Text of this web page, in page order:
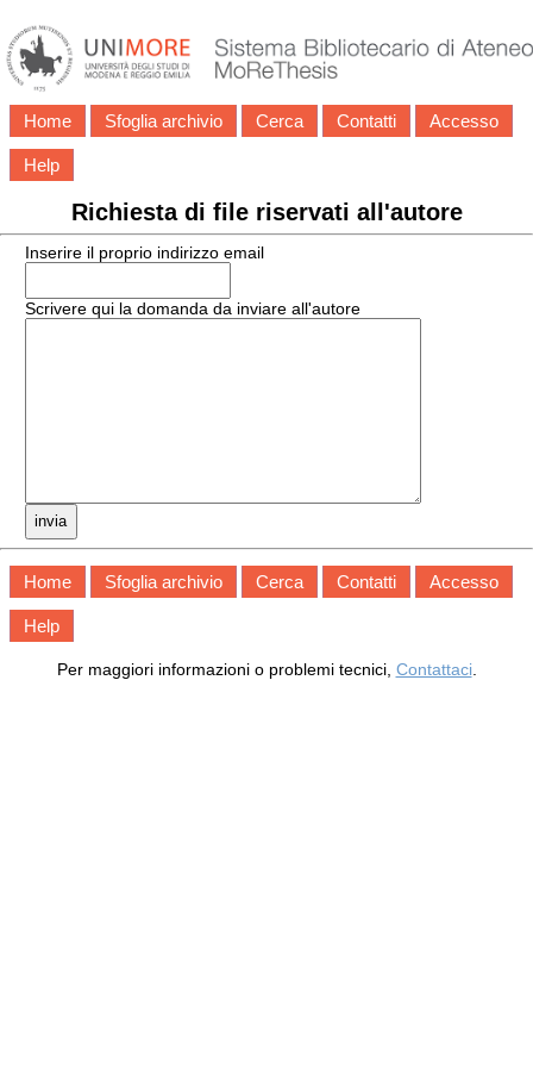
Home Sfoglia archivio Cerca Contatti Accesso
Help
Richiesta di file riservati all'autore
Inserire il proprio indirizzo email
Scrivere qui la domanda da inviare all'autore
Home Sfoglia archivio Cerca Contatti Accesso
Help
Per maggiori informazioni o problemi tecnici, Contattaci.